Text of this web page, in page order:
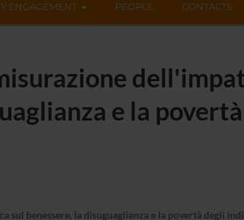
ENGAGEMENT PEOPLE CONTACTS
e la
benessere, la disuguaglianza e la povertà degli